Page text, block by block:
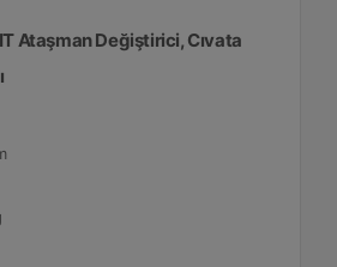
Ataşman Değiştirici, Cıvata